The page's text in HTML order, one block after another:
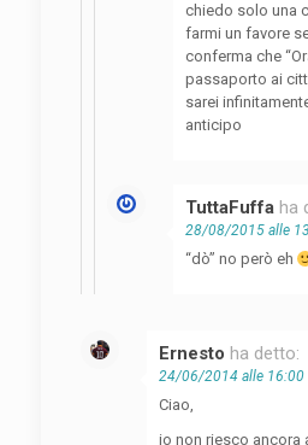
chiedo solo una
farmi un favore
conferma che
passaporto ai
sarei
anticipo
TuttaFuffa ha
28/08/2015 alle
“dò” no però eh
Ernesto ha detto:
24/06/2014 alle 16:00
Ciao,
io non riesco ancora